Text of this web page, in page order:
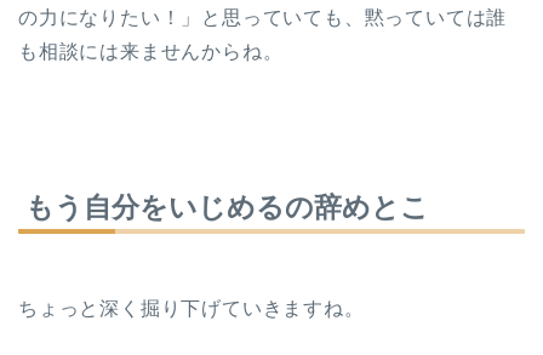
の力になりたい！」と思っていても、黙っていては誰
も相談には来ませんからね。
もう自分をいじめるの辞めとこ
ちょっと深く掘り下げていきますね。